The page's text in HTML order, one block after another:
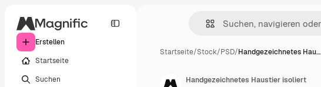
Erstellen
Startseite
Suchen
Startseite/Stock/PSD/Handgezeichnetes Hau…
Handgezeichnetes Haustier isoliert